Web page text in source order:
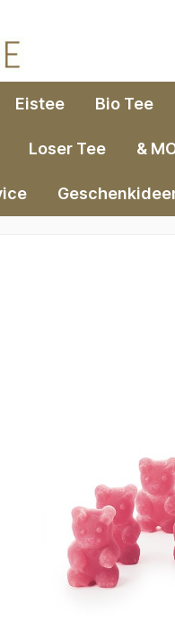
Eistee Bio Tee
Loser Tee &